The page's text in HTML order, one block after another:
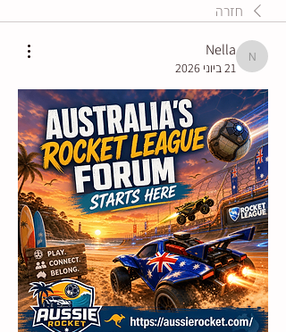
חזרה
Nella
Nella
21 ביוני 2026